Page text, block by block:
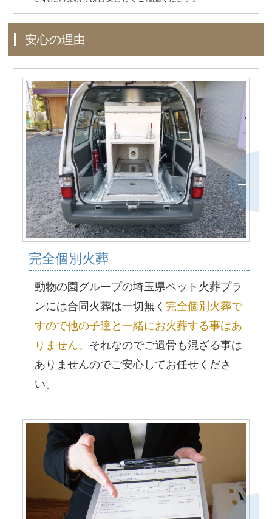
安心の理由
完全個別火葬
動物の園グループの埼玉県ペット火葬プラ
ンには合同火葬は一切無く 完全個別火葬で
すので他の子達と一緒にお火葬する事はあ
りません。 それなのでご遺骨も混ざる事は
ありませんのでご安心してお任せくださ
い。